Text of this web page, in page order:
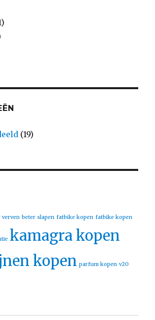
(19)
verven beter slapen fatbike kopen fatbike kopen
kamagra kopen
kopen parfum kopen v20